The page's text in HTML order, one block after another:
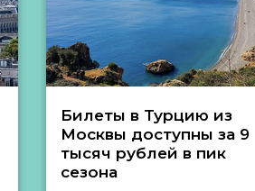
Билеты в Турцию из
Москвы доступны за 9
тысяч рублей в пик
сезона